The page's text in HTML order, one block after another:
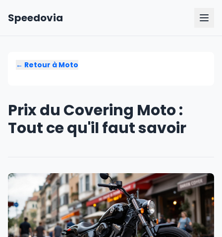
Speedovia
← Retour à Moto
Prix du Covering Moto :
Tout ce qu'il faut savoir